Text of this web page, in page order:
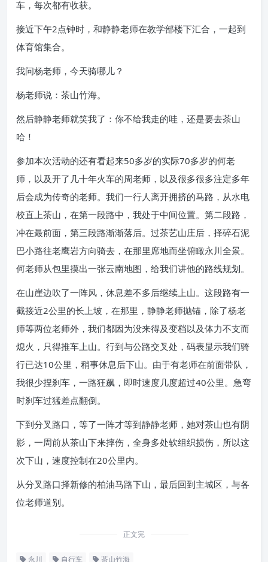
车，每次都有收获。
接近下午2点钟时，和静静老师在教学部楼下汇合，一起到
体育馆集合。
我问杨老师，今天骑哪儿？
杨老师说：茶山竹海。
然后静静老师就笑我了：你不给我走的哇，还是要去茶山
哈！
参加本次活动的还有看起来50多岁的实际70多岁的何老
师，以及开了几十年火车的周老师，以及很多很多注定多年
后会成为传奇的老师。我们一行人离开拥挤的马路，从水电
校直上茶山，在第一段路中，我处于中间位置。第二段路，
冲在最前面，第三段路渐渐落后。过茶艺山庄后，择碎石泥
巴小路往老鹰岩方向骑去，在那里席地而坐俯瞰永川全景。
何老师从包里摸出一张云南地图，给我们讲他的路线规划。
在山崖边吹了一阵风，休息差不多后继续上山。这段路有一
截接近2公里的长上坡，在那里，静静老师抛锚，除了杨老
师等两位老师外，我们都因为没来得及变档以及体力不支而
熄火，只得推车上山。行到与公路交叉处，码表显示我们骑
行已达10公里，稍事休息后下山。由于有老师在前面带队，
我很少捏刹车，一路狂飙，即时速度几度超过40公里。急弯
时刹车过猛差点翻倒。
下到分叉路口，等了一阵才等到静静老师，她对茶山也有阴
影，一周前从茶山下来摔伤，全身多处软组织损伤，所以这
次下山，速度控制在20公里内。
从分叉路口择新修的柏油马路下山，最后回到主城区，与各
位老师道别。
正文完
永川 自行车 茶山竹海